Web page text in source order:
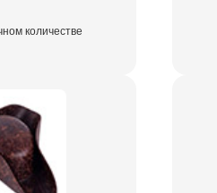
количестве